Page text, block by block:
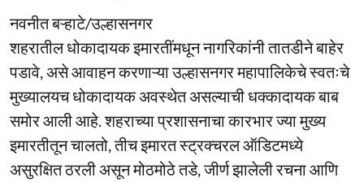
नवनीत बऱ्हाटे/उल्हासनगर
शहरातील धोकादायक इमारतींमधून नागरिकांनी तातडीने बाहेर
पडावे, असे आवाहन करणाऱ्या उल्हासनगर महापालिकेचे स्वतःचे
मुख्यालयच धोकादायक अवस्थेत असल्याची धक्कादायक बाब
समोर आली आहे. शहराच्या प्रशासनाचा कारभार ज्या मुख्य
इमारतीतून चालतो, तीच इमारत स्ट्रक्चरल ऑडिटमध्ये
असुरक्षित ठरली असून मोठमोठे तडे, जीर्ण झालेली रचना आणि